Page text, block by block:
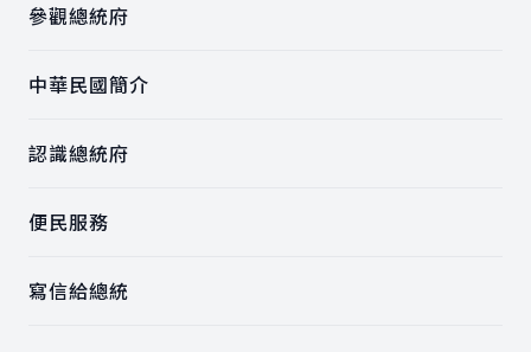
參觀總統府
中華民國簡介
認識總統府
便民服務
寫信給總統